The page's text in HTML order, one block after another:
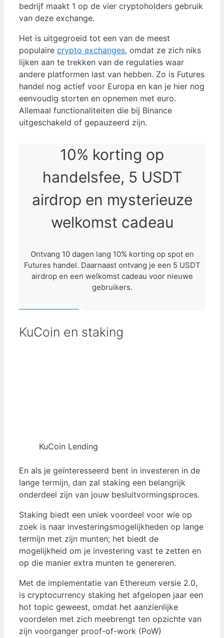
bedrijf maakt 1 op de vier cryptoholders gebruik
van deze exchange.
Het is uitgegroeid tot een van de meest
populaire crypto exchanges, omdat ze zich niks
lijken aan te trekken van de regulaties waar
andere platformen last van hebben. Zo is Futures
handel nog actief voor Europa en kan je hier nog
eenvoudig storten en opnemen met euro.
Allemaal functionaliteiten die bij Binance
uitgeschakeld of gepauzeerd zijn.
10% korting op
handelsfee, 5 USDT
airdrop en mysterieuze
welkomst cadeau
Ontvang 10 dagen lang 10% korting op spot en
Futures handel. Daarnaast ontvang je een 5 USDT
airdrop en een welkomst cadeau voor nieuwe
gebruikers.
KuCoin en staking
KuCoin Lending
En als je geïnteresseerd bent in investeren in de
lange termijn, dan zal staking een belangrijk
onderdeel zijn van jouw besluitvormingsproces.
Staking biedt een uniek voordeel voor wie op
zoek is naar investeringsmogelijkheden op lange
termijn met zijn munten; het biedt de
mogelijkheid om je investering vast te zetten en
op die manier extra munten te genereren.
Met de implementatie van Ethereum versie 2.0,
is cryptocurrency staking het afgelopen jaar een
hot topic geweest, omdat het aanzienlijke
voordelen met zich meebrengt ten opzichte van
zijn voorganger proof-of-work (PoW)